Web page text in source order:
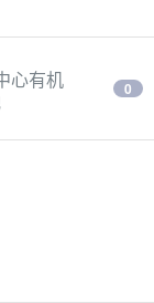
心有机
0